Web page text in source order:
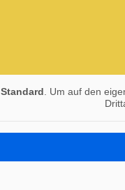
Standard. Um auf den